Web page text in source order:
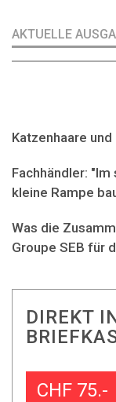
AKTUELLE
Katzenhaare
Fachhändler:
kleine Rampe
Was die
Groupe SEB für
DIREKT
CHF 75.-